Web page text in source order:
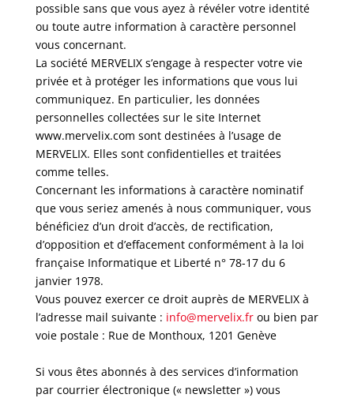
possible sans que vous ayez à révéler votre identité
ou toute autre information à caractère personnel
vous concernant.
La société MERVELIX s’engage à respecter votre vie
privée et à protéger les informations que vous lui
communiquez. En particulier, les données
personnelles collectées sur le site Internet
www.mervelix.com sont destinées à l’usage de
MERVELIX. Elles sont confidentielles et traitées
comme telles.
Concernant les informations à caractère nominatif
que vous seriez amenés à nous communiquer, vous
bénéficiez d’un droit d’accès, de rectification,
d’opposition et d’effacement conformément à la loi
française Informatique et Liberté n° 78-17 du 6
janvier 1978.
Vous pouvez exercer ce droit auprès de MERVELIX à
l’adresse mail suivante : info@mervelix.frou bien par
voie postale : Rue de Monthoux, 1201 Genève
Si vous êtes abonnés à des services d’information
par courrier électronique (« newsletter ») vous